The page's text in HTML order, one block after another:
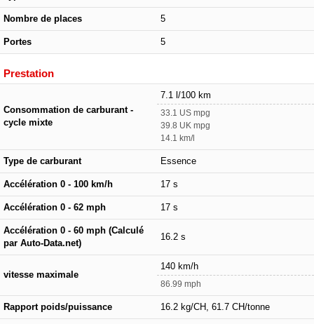
Nombre de places 5
Portes 5
Prestation
Consommation de carburant -
cycle mixte
7.1 l/100 km
33.1 US mpg
39.8 UK mpg
14.1 km/l
Type de carburant Essence
Accélération 0 - 100 km/h 17 s
Accélération 0 - 62 mph 17 s
Accélération 0 - 60 mph (Calculé
par Auto-Data.net)
16.2 s
vitesse maximale
140 km/h
86.99 mph
Rapport poids/puissance 16.2 kg/CH, 61.7 CH/tonne